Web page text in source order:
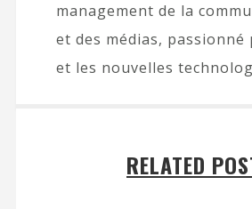
management de la
et des médias, passionné
et les nouvelles
RELATED